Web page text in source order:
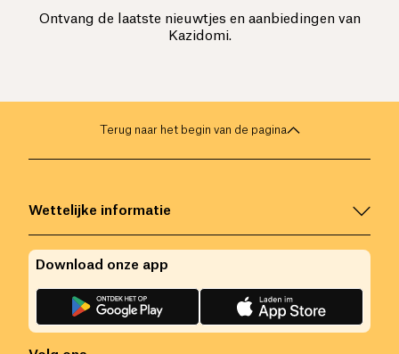
Ontvang de laatste nieuwtjes en aanbiedingen van
Kazidomi.
Terug naar het begin van de pagina
Wettelijke informatie
Download onze app